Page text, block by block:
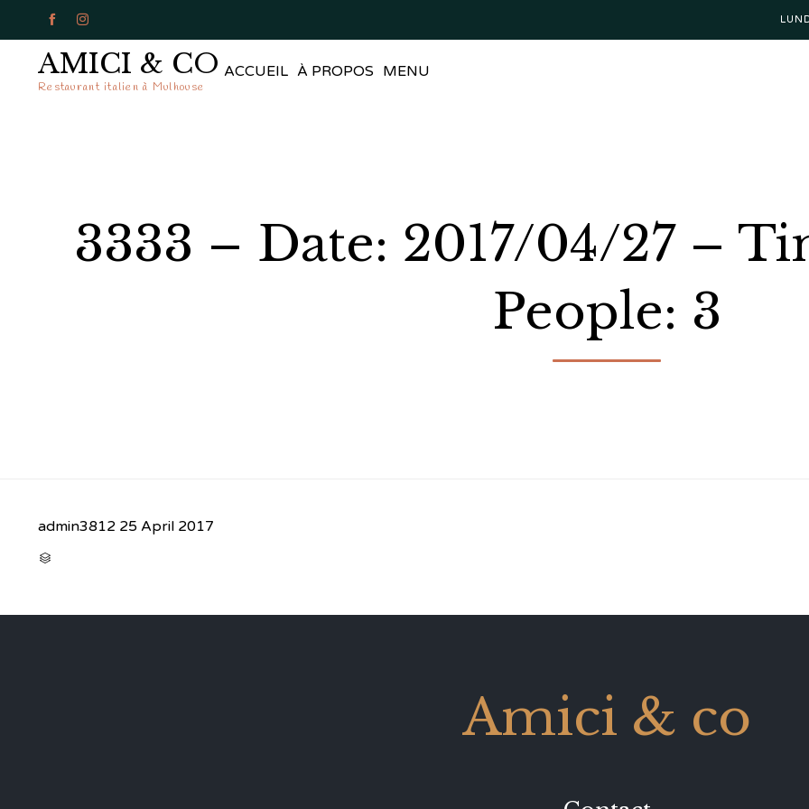
 
AMICI & CO
Restaurant italien à Mulhouse
ACCUEIL À PROPOS MENU
3333 – Date: 2017/04/27 –
People: 3
admin3812 25 April 2017

Amici & co